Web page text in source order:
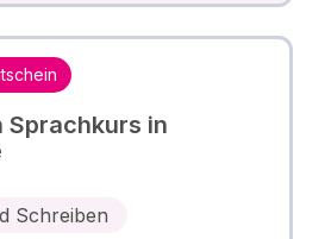
Sprachkurs in
Schreiben